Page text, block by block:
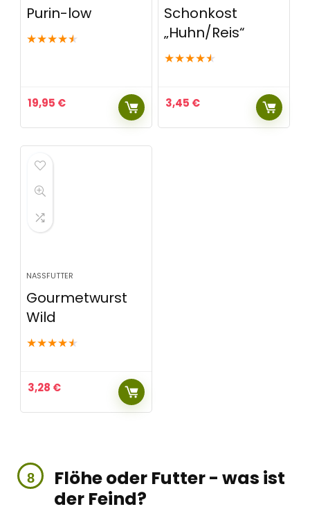
Purin-low
★★★★★
19,95 €
Schonkost
„Huhn/Reis“
★★★★★
3,45 €
NASSFUTTER
Gourmetwurst
Wild
★★★★★
3,28 €
Flöhe oder Futter - was ist
der Feind?